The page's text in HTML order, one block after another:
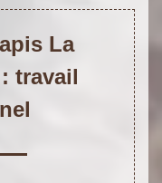
La
travail